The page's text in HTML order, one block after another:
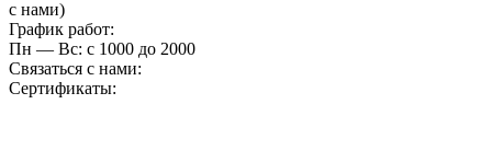
с нами)
График работ:
Пн — Вс: с 1000 до 2000
Связаться с нами:
Сертификаты: